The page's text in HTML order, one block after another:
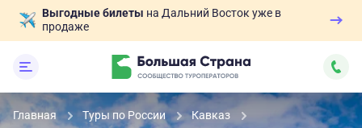
Выгодные билеты на Дальний Восток уже в
продаже
Главная Туры по России
Кавказ